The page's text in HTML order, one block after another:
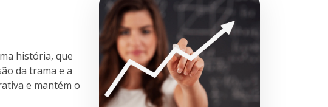
história, que
da trama e a
e mantém o